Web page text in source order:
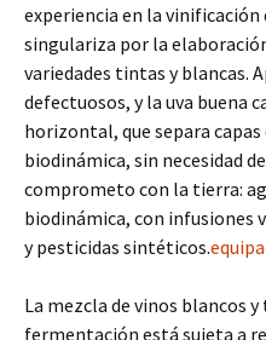
experiencia en la vinificación
singulariza por la
variedades tintas y blancas.
defectuosos, y la uva buena
horizontal, que separa
biodinámica, sin necesidad
comprometo con la tierra:
biodinámica, con infusiones
y pesticidas sintéticos.
La mezcla de vinos blancos
fermentación está sujeta a